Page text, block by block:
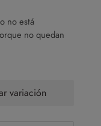
no está
no quedan
variación